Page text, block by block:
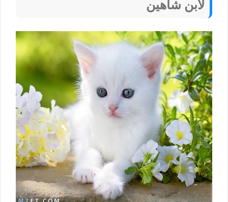
لابن شاهين